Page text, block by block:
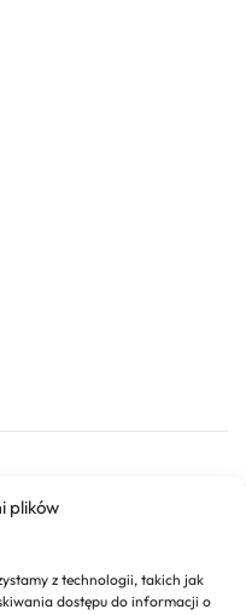
plików
z technologii, takich jak
dostępu do informacji o